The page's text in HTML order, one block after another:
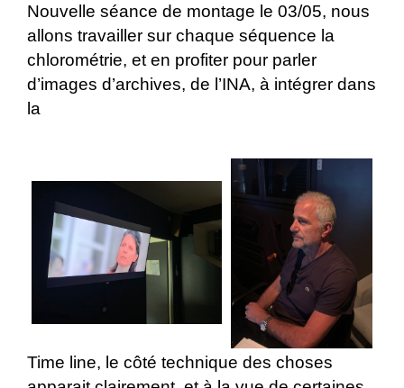
Nouvelle séance de montage le 03/05, nous
allons travailler sur chaque séquence la
chlorométrie, et en profiter pour parler
d’images d’archives, de l’INA, à intégrer dans
la
Time line, le côté technique des choses